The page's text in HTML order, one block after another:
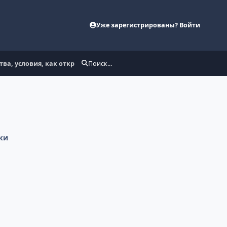
Уже зарегистрированы? Войти
условия, как открыть в Финам
Поиск...